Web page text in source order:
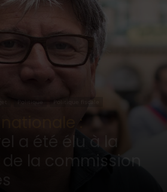
Politique Politique fiscale
nationale :
a été élu à la
la commission